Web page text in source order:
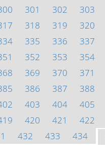
301 302 303
318 319 320
335 336 337
352 353 354
369 370 371
386 387 388
403 404 405
420 421 422
432 433 434